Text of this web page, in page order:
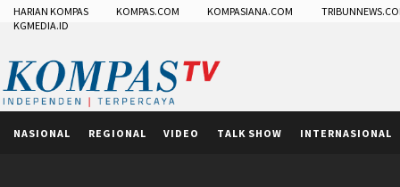
HARIAN KOMPAS KOMPAS.COM KOMPASIANA.COM
KGMEDIA.ID
NASIONAL REGIONAL VIDEO TALK SHOW INTERNASIONAL